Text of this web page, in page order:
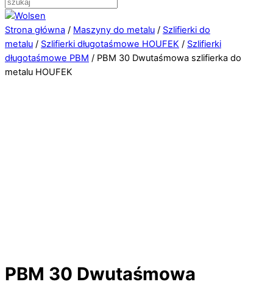
Strona główna / Maszyny do metalu / Szlifierki do
metalu / Szlifierki długotaśmowe HOUFEK / Szlifierki
długotaśmowe PBM / PBM 30 Dwutaśmowa szlifierka do
metalu HOUFEK
PBM 30 Dwutaśmowa